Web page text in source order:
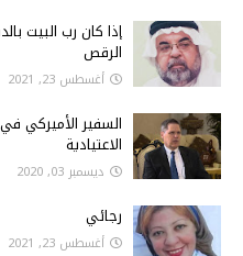
إذا كان رب البيت
الرقص
أغسطس 23, 2021
السفير الأميركي
الاعتيادية
ديسمبر 03, 2020
رجائي
أغسطس 23, 2021